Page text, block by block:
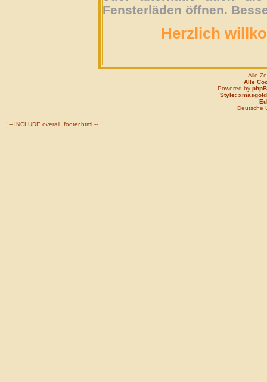
Fensterläden öffnen.
Herzlich
Alle
Alle
Powered by
Style: xmasgold
Deutsche
!-- INCLUDE overall_footer.html --